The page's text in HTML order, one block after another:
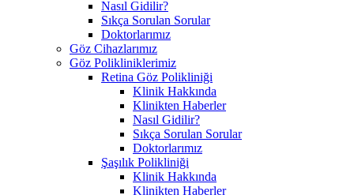
Nasıl Gidilir?
Sıkça Sorulan Sorular
Doktorlarımız
Göz Cihazlarımız
Göz Polikliniklerimiz
Retina Göz Polikliniği
Klinik Hakkında
Klinikten Haberler
Nasıl Gidilir?
Sıkça Sorulan Sorular
Doktorlarımız
Şaşılık Polikliniği
Klinik Hakkında
Klinikten Haberler